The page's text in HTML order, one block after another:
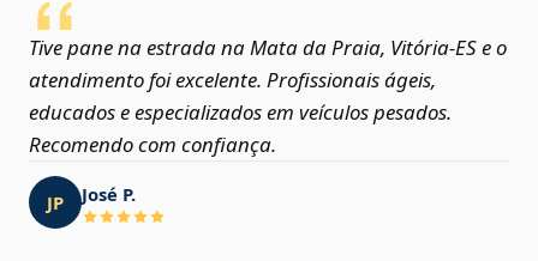
Tive pane na estrada na Mata da Praia, Vitória‑ES e o
atendimento foi excelente. Profissionais ágeis,
educados e especializados em veículos pesados.
Recomendo com confiança.
JP José P.